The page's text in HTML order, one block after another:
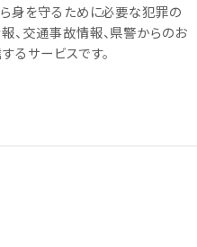
ら身を守るために必要な犯罪の
、交通事故情報、県警からのお
るサービスです。